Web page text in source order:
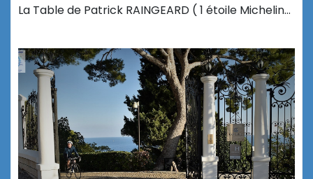
La Table de Patrick RAINGEARD ( 1 étoile Michelin…